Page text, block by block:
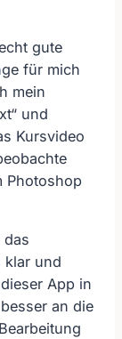
gute
für mich
mein
und
Kursvideo
Photoshop
das
klar und
App in
an die